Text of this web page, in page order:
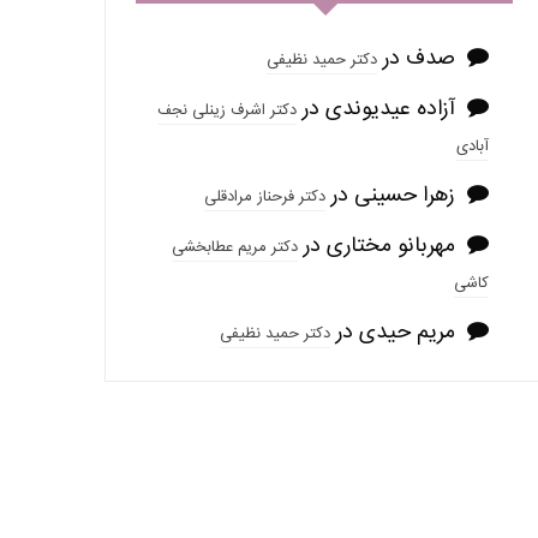
صدف دردکتر حمید نظیفی
آزاده عیدیوندی دردکتر اشرف زینلی نجف
آبادی
زهرا حسینی دردکتر فرحناز مرادقلی
مهربانو مختاری دردکتر مریم عطابخشی
کاشی
مریم حیدی دردکتر حمید نظیفی